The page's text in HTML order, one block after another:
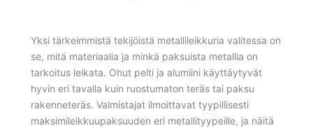
Yksi tärkeimmistä tekijöistä metallileikkuria valitessa on
se, mitä materiaalia ja minkä paksuista metallia on
tarkoitus leikata. Ohut pelti ja alumiini käyttäytyvät
hyvin eri tavalla kuin ruostumaton teräs tai paksu
rakenneteräs. Valmistajat ilmoittavat tyypillisesti
maksimileikkuupaksuuden eri metallityypeille, ja näitä